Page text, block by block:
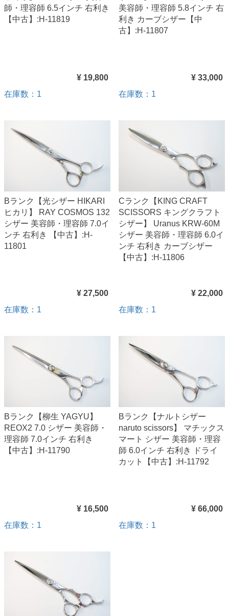
師・理容師 6.5インチ 右利き
【中古】:H-11819
¥ 19,800
在庫数：1
美容師・理容師 5.8インチ 右
利き カーブシザー【中
古】:H-11807
¥ 33,000
在庫数：1
Bランク【光シザー HIKARI
ヒカリ】 RAY COSMOS 132
シザー 美容師・理容師 7.0イ
ンチ 右利き 【中古】:H-
11801
¥ 27,500
在庫数：1
Cランク【KING CRAFT
SCISSORS キングクラフト
シザー】 Uranus KRW-60M
シザー 美容師・理容師 6.0イ
ンチ 右利き カーブシザー
【中古】:H-11806
¥ 22,000
在庫数：1
Bランク【柳生 YAGYU】
REOX2 7.0 シザー 美容師・
理容師 7.0インチ 右利き
【中古】:H-11790
¥ 16,500
在庫数：1
Bランク【ナルトシザー
naruto scissors】 マチックス
マート シザー 美容師・理容
師 6.0インチ 右利き ドライ
カット【中古】:H-11792
¥ 66,000
在庫数：1